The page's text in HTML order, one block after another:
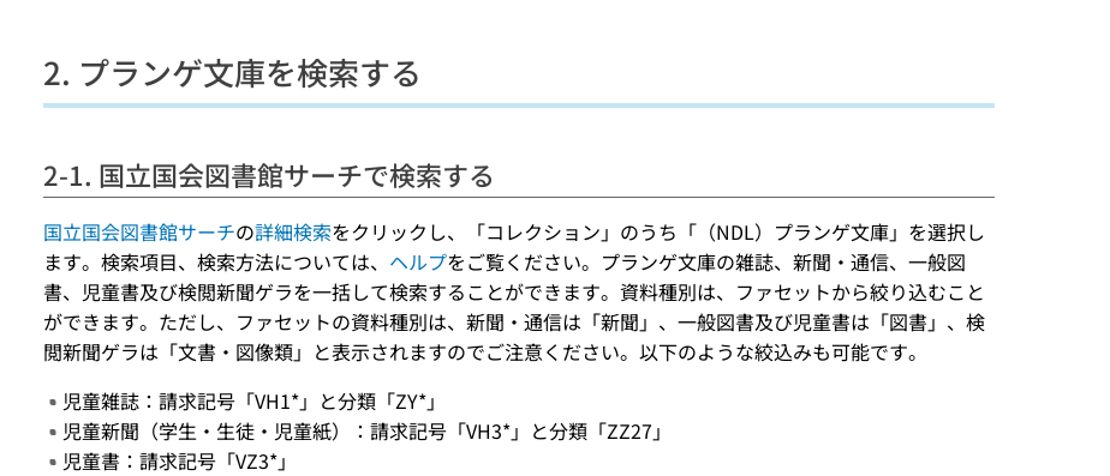
2. プランゲ文庫を検索する
2-1. 国立国会図書館サーチで検索する
国立国会図書館サーチの詳細検索をクリックし、「コレクション」のうち「（NDL）プランゲ文庫」を選択し
ます。検索項目、検索方法については、 ヘルプをご覧ください。プランゲ文庫の雑誌、新聞・通信、一般図
書、児童書及び検閲新聞ゲラを一括して検索することができます。資料種別は、ファセットから絞り込むこと
ができます。ただし、ファセットの資料種別は、新聞・通信は「新聞」、一般図書及び児童書は「図書」、検
閲新聞ゲラは「文書・図像類」と表示されますのでご注意ください。以下のような絞込みも可能です。
児童雑誌：請求記号「VH1*」と分類「ZY*」
児童新聞（学生・生徒・児童紙）：請求記号「VH3*」と分類「ZZ27」
児童書：請求記号「VZ3*」